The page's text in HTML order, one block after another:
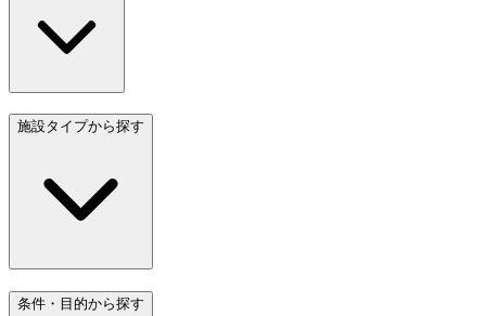
施設タイプから探す
条件・目的から探す